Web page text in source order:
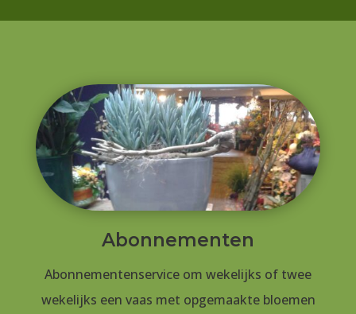
Abonnementen
Abonnementenservice om wekelijks of twee
wekelijks een vaas met opgemaakte bloemen